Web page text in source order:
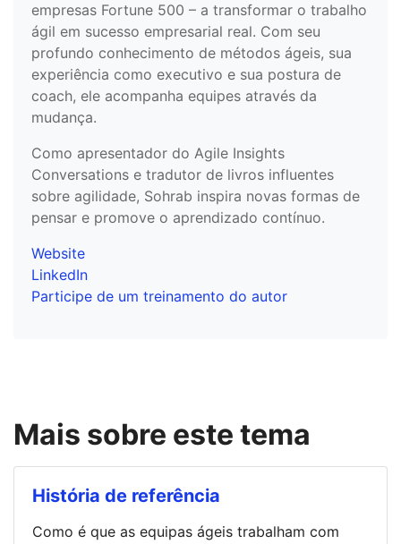
empresas Fortune 500 – a transformar o trabalho
ágil em sucesso empresarial real. Com seu
profundo conhecimento de métodos ágeis, sua
experiência como executivo e sua postura de
coach, ele acompanha equipes através da
mudança.
Como apresentador do Agile Insights
Conversations e tradutor de livros influentes
sobre agilidade, Sohrab inspira novas formas de
pensar e promove o aprendizado contínuo.
Website
LinkedIn
Participe de um treinamento do autor
Mais sobre este tema
História de referência
Como é que as equipas ágeis trabalham com